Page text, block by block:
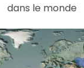
dans le monde